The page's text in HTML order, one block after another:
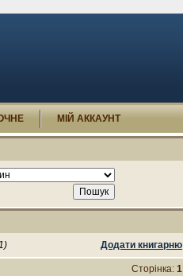
МІЙ АККАУНТ
Додати книгарню
Сторінка: 1